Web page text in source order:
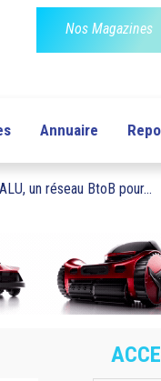
Nos Magazines
Annuaire
un réseau BtoB pour...